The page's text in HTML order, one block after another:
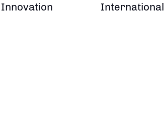
Innovation International